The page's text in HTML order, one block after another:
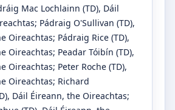
Mac Lochlainn (TD), Dáil
; Pádraig O'Sullivan (TD),
Oireachtas; Pádraig Rice (TD),
Oireachtas; Peadar Tóibín (TD),
Oireachtas; Peter Roche (TD),
Oireachtas; Richard
, Dáil Éireann, the Oireachtas;